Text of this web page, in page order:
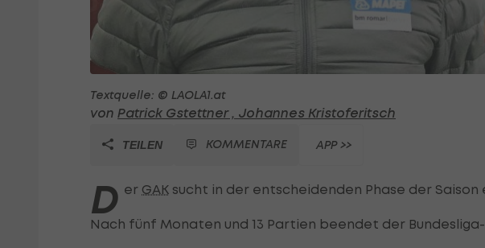
Textquelle: © LAOLA1.at
von Patrick Gstettner , Johannes Kristoferitsch
TEILEN KOMMENTARE APP >>
D er GAK sucht in der entscheidenden Phase der Saison
Nach fünf Monaten und 13 Partien beendet der